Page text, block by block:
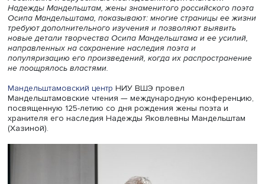
Надежда Мандельштам, фото: Wikimedia Commons
Российские и зарубежные исследования деятельности
Надежды Мандельштам, жены знаменитого российского
требуют дополнительного изучения и позволяют
новые детали творчества Осипа Мандельштама и ее
направленных на сохранение наследия поэта и
популяризацию его произведений, когда их